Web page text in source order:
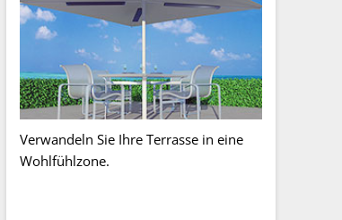
Verwandeln Sie Ihre Terrasse in eine
Wohlfühlzone.